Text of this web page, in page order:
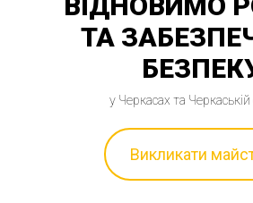
ТА
у Черкасах та Черкаській
Викликати